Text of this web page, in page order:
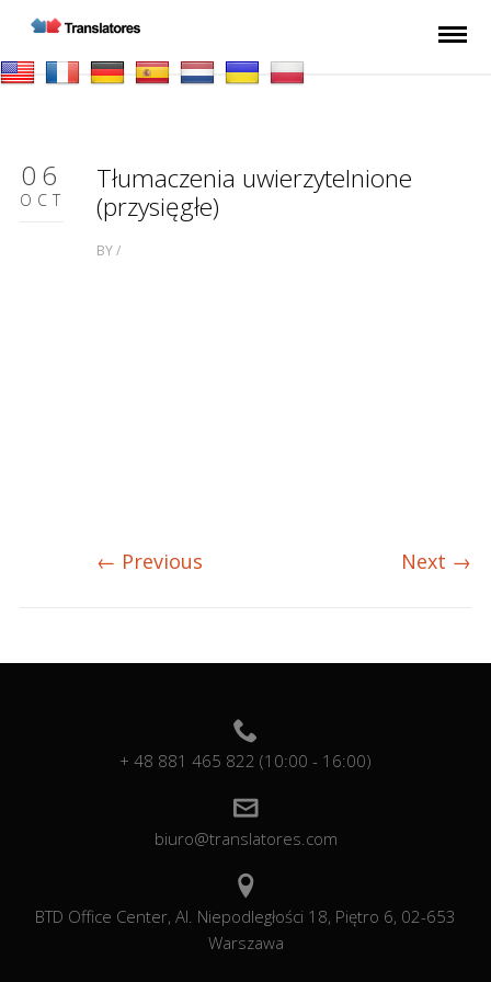
06
OCT
Tłumaczenia uwierzytelnione
(przysięgłe)
BY /
← Previous Next →
+ 48 881 465 822 (10:00 - 16:00)
biuro@translatores.com
BTD Office Center, Al. Niepodległości 18, Piętro 6, 02-653
Warszawa